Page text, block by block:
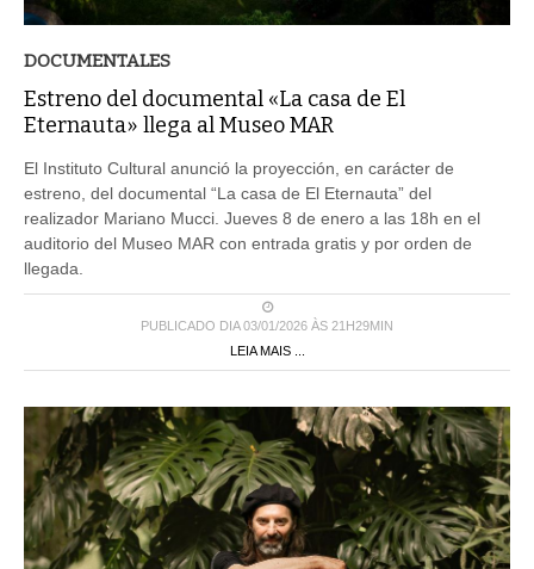
DOCUMENTALES
Estreno del documental «La casa de El
Eternauta» llega al Museo MAR
El Instituto Cultural anunció la proyección, en carácter de
estreno, del documental “La casa de El Eternauta” del
realizador Mariano Mucci. Jueves 8 de enero a las 18h en el
auditorio del Museo MAR con entrada gratis y por orden de
llegada.
PUBLICADO DIA 03/01/2026 ÀS 21H29MIN
LEIA MAIS ...